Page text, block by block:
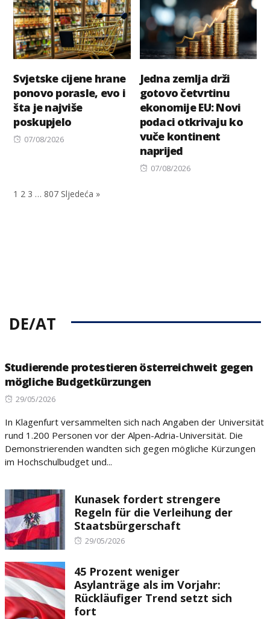
Svjetske cijene hrane
ponovo porasle, evo i
šta je najviše
poskupjelo
Posted
07/08/2026
Jedna zemlja drži
gotovo četvrtinu
ekonomije EU: Novi
podaci otkrivaju ko
vuče kontinent
naprijed
Posted
07/08/2026
1 2 3 … 807 Sljedeća »
DE/AT
Studierende protestieren österreichweit gegen
mögliche Budgetkürzungen
Posted
29/05/2026
In Klagenfurt versammelten sich nach Angaben der Universität
rund 1.200 Personen vor der Alpen-Adria-Universität. Die
Demonstrierenden wandten sich gegen mögliche Kürzungen
im Hochschulbudget und...
Kunasek fordert strengere
Regeln für die Verleihung der
Staatsbürgerschaft
Posted
29/05/2026
45 Prozent weniger
Asylanträge als im Vorjahr:
Rückläufiger Trend setzt sich
fort